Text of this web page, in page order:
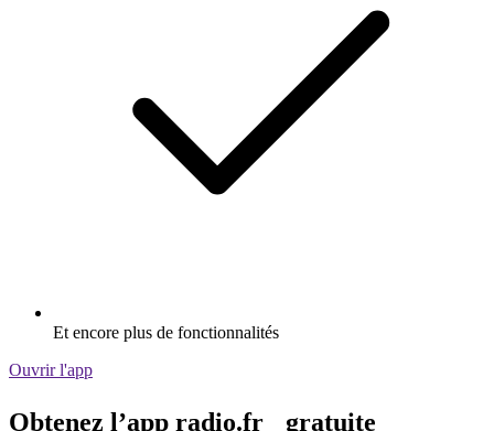
Et encore plus de fonctionnalités
Ouvrir l'app
Obtenez l’app radio.fr gratuite